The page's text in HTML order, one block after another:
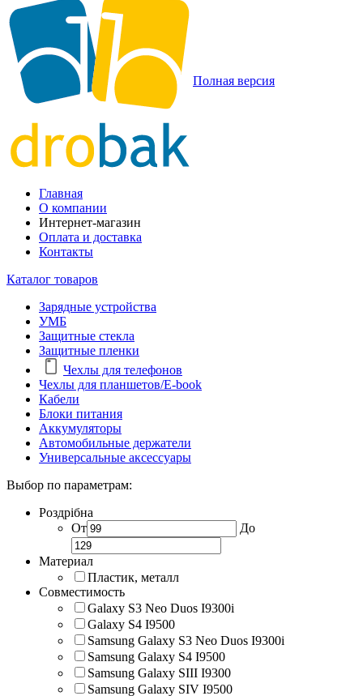
Полная версия
Главная
О компании
Интернет-магазин
Оплата и доставка
Контакты
Каталог товаров
Зарядные устройства
УМБ
Защитные стекла
Защитные пленки
Чехлы для телефонов
Чехлы для планшетов/E-book
Кабели
Блоки питания
Аккумуляторы
Автомобильные держатели
Универсальные аксессуары
Выбор по параметрам:
Роздрібна
От
До
Материал
Пластик, металл
Совместимость
Galaxy S3 Neo Duos I9300i
Galaxy S4 I9500
Samsung Galaxy S3 Neo Duos I9300i
Samsung Galaxy S4 I9500
Samsung Galaxy SIII I9300
Samsung Galaxy SIV I9500